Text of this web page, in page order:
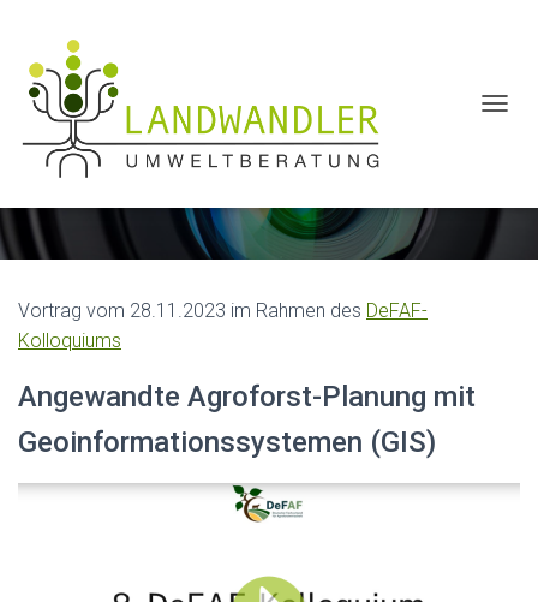
G
T
L
Videos
Vortrag vom 28.11.2023 im Rahmen des DeFAF-
Kolloquiums
Angewandte Agroforst-Planung mit
Geoinformationssystemen (GIS)